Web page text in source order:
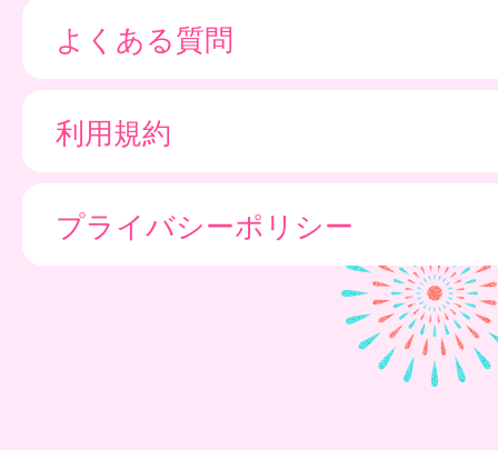
よくある質問
利用規約
プライバシーポリシー